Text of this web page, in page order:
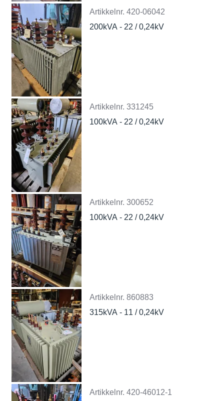
Artikkelnr. 420-06042
200kVA - 22 / 0,24kV
Artikkelnr. 331245
100kVA - 22 / 0,24kV
Artikkelnr. 300652
100kVA - 22 / 0,24kV
Artikkelnr. 860883
315kVA - 11 / 0,24kV
Artikkelnr. 420-46012-1